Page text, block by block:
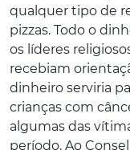
qualquer tipo de
pizzas. Todo o
os líderes
recebiam
dinheiro serviria
crianças com
algumas das
período. Ao